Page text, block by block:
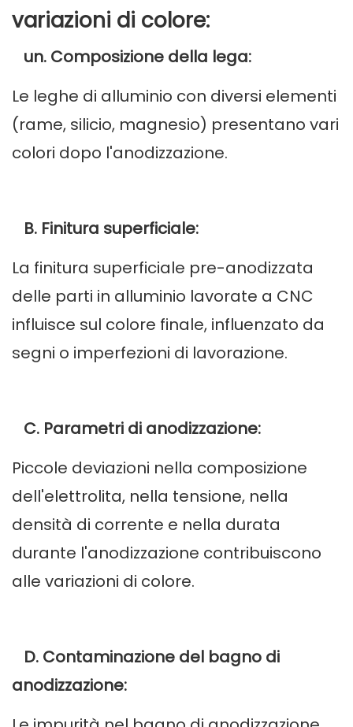
variazioni di colore:
un. Composizione della lega:
Le leghe di alluminio con diversi elementi
(rame, silicio, magnesio) presentano vari
colori dopo l'anodizzazione.
B. Finitura superficiale:
La finitura superficiale pre-anodizzata
delle parti in alluminio lavorate a CNC
influisce sul colore finale, influenzato da
segni o imperfezioni di lavorazione.
C. Parametri di anodizzazione:
Piccole deviazioni nella composizione
dell'elettrolita, nella tensione, nella
densità di corrente e nella durata
durante l'anodizzazione contribuiscono
alle variazioni di colore.
D. Contaminazione del bagno di
anodizzazione: